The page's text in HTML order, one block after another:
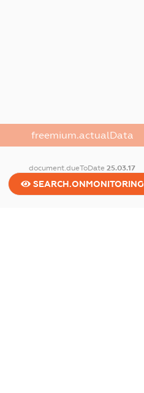
freemium.actualData
document.dueToDate25.03.17
SEARCH.ONMONITORING